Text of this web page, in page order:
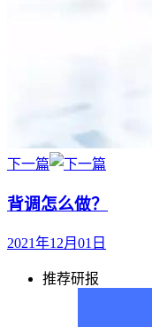
下一篇
背调怎么做？
2021年12月01日
推荐研报